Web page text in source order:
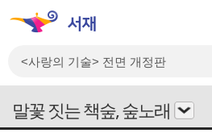
말꽃 짓는 책숲, 숲노래